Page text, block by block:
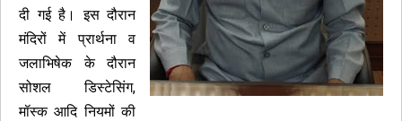
दी गई है। इस दौरान
मंदिरों में प्रार्थना व
जलाभिषेक के दौरान
सोशल डिस्टेसिंग,
मॉस्क आदि नियमों की